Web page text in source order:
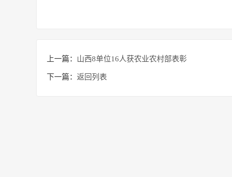
上一篇： 山西8单位16人获农业农村部表彰
下一篇： 返回列表